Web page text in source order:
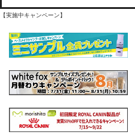
【実施中キャンペーン】